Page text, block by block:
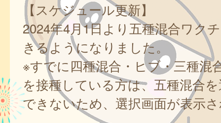
【スケジュール更新】
2024年4月1日より五種混合ワク
きるようになりました。
※すでに四種混合・ヒブ・三種混
を接種している方は、五種混合
できないため、選択画面が表示